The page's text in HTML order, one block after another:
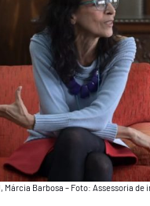
Márcia Barbosa – Foto: Assessoria